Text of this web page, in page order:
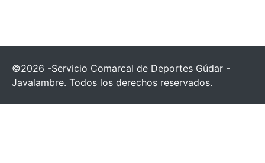
©2026 -Servicio Comarcal de Deportes Gúdar -
Javalambre. Todos los derechos reservados.